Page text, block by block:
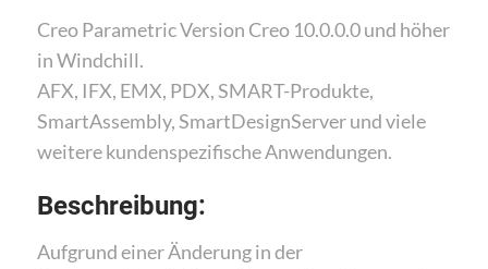
Creo Parametric Version Creo 10.0.0.0 und höher
in Windchill.
AFX, IFX, EMX, PDX, SMART-Produkte,
SmartAssembly, SmartDesignServer und viele
weitere kundenspezifische Anwendungen.
Beschreibung:
Aufgrund einer Änderung in der